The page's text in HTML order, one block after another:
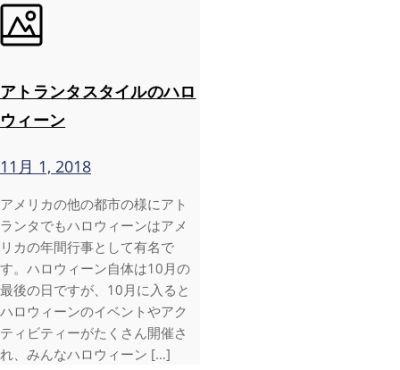
アトランタスタイルのハロ
ウィーン
11月 1, 2018
アメリカの他の都市の様にアト
ランタでもハロウィーンはアメ
リカの年間行事として有名で
す。ハロウィーン自体は10月の
最後の日ですが、10月に入ると
ハロウィーンのイベントやアク
ティビティーがたくさん開催さ
れ、みんなハロウィーン […]